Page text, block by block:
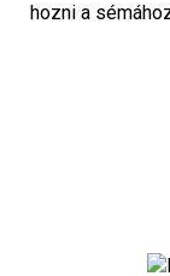
hozni a